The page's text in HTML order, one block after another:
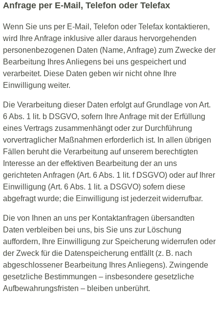
Anfrage per E-Mail, Telefon oder Telefax
Wenn Sie uns per E-Mail, Telefon oder Telefax kontaktieren,
wird Ihre Anfrage inklusive aller daraus hervorgehenden
personenbezogenen Daten (Name, Anfrage) zum Zwecke der
Bearbeitung Ihres Anliegens bei uns gespeichert und
verarbeitet. Diese Daten geben wir nicht ohne Ihre
Einwilligung weiter.
Die Verarbeitung dieser Daten erfolgt auf Grundlage von Art.
6 Abs. 1 lit. b DSGVO, sofern Ihre Anfrage mit der Erfüllung
eines Vertrags zusammenhängt oder zur Durchführung
vorvertraglicher Maßnahmen erforderlich ist. In allen übrigen
Fällen beruht die Verarbeitung auf unserem berechtigten
Interesse an der effektiven Bearbeitung der an uns
gerichteten Anfragen (Art. 6 Abs. 1 lit. f DSGVO) oder auf Ihrer
Einwilligung (Art. 6 Abs. 1 lit. a DSGVO) sofern diese
abgefragt wurde; die Einwilligung ist jederzeit widerrufbar.
Die von Ihnen an uns per Kontaktanfragen übersandten
Daten verbleiben bei uns, bis Sie uns zur Löschung
auffordern, Ihre Einwilligung zur Speicherung widerrufen oder
der Zweck für die Datenspeicherung entfällt (z. B. nach
abgeschlossener Bearbeitung Ihres Anliegens). Zwingende
gesetzliche Bestimmungen – insbesondere gesetzliche
Aufbewahrungsfristen – bleiben unberührt.